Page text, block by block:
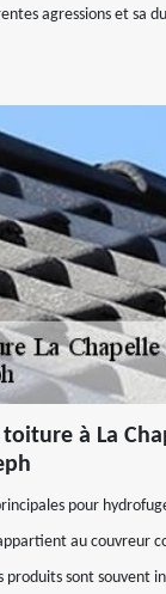
agressions et sa
à La
pour
au couvreur
produits sont souvent